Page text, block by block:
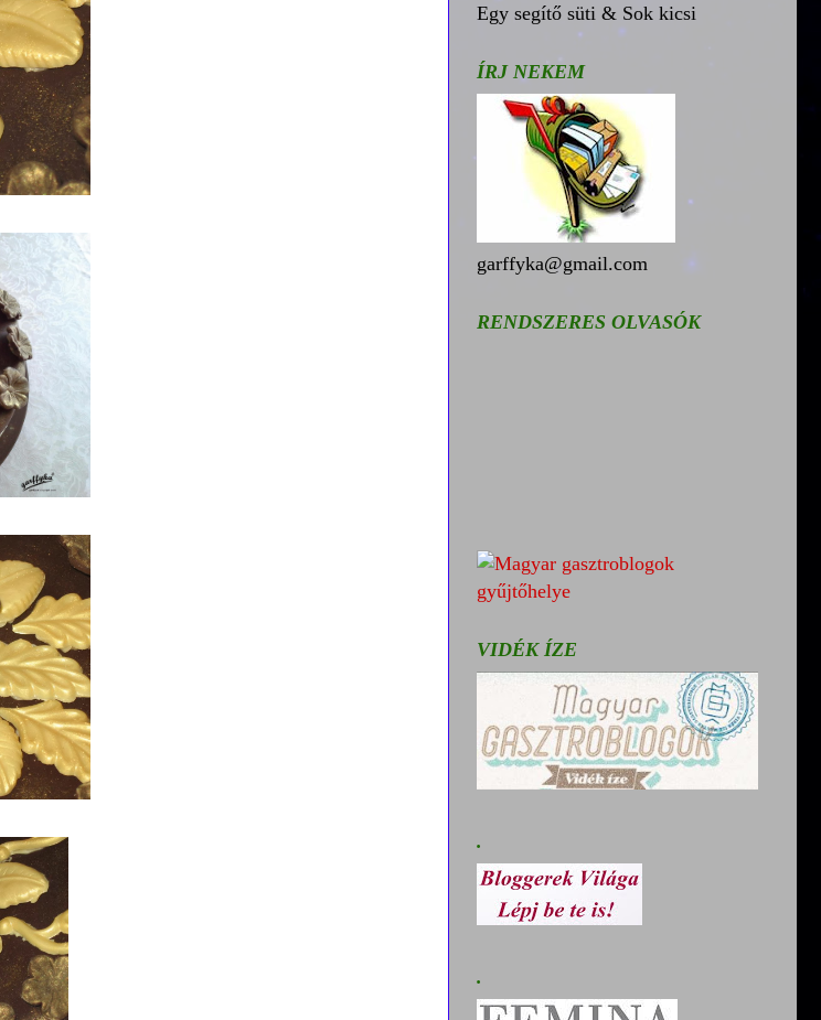
Egy segítő süti & Sok kicsi
ÍRJ NEKEM
garffyka@gmail.com
RENDSZERES OLVASÓK
VIDÉK ÍZE
.
.